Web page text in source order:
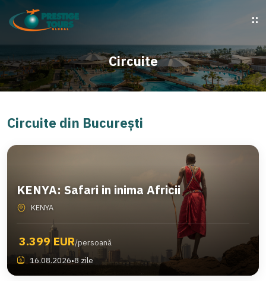
Circuite
Circuite din București
KENYA: Safari in inima Africii
KENYA
3.399 EUR/persoană
16.08.2026•8 zile